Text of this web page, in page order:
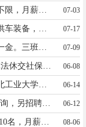
桥西店急招销售精英有无经验均可男女不限，月薪保底5千上不封顶，五险公休4天时间自由能接送孩子☎️17503195515 07-03
07-17
07-09
06-08
招聘视频剪辑发布人员，机械设备，河北工业大学科技园院内，15100909988，杨，2500底薪加奖励 06-14
⭐⭐事务所招聘会计：从事财务审计、咨询，另招聘相关专业毕业生⭐☎️13303194258地址；天一城南。午餐免费。⭐⭐ 06-12
羊奶专卖店诚聘:店长、储备店长，店员10名，月薪4000-6000三天公休13613193045 08-06